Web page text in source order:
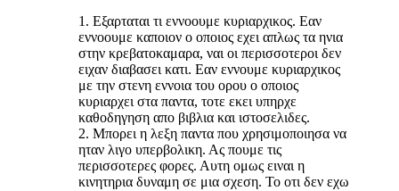
1. Εξαρταται τι εννοουμε κυριαρχικος. Εαν
εννοουμε καποιον ο οποιος εχει απλως τα ηνια
στην κρεβατοκαμαρα, ναι οι περισσοτεροι δεν
ειχαν διαβασει κατι. Εαν εννουμε κυριαρχικος
με την στενη εννοια του ορου ο οποιος
κυριαρχει στα παντα, τοτε εκει υπηρχε
καθοδηγηση απο βιβλια και ιστοσελιδες.
2. Μπορει η λεξη παντα που χρησιμοποιησα να
ηταν λιγο υπερβολικη. Ας πουμε τις
περισσοτερες φορες. Αυτη ομως ειναι η
κινητηρια δυναμη σε μια σχεση. Το οτι δεν εχω